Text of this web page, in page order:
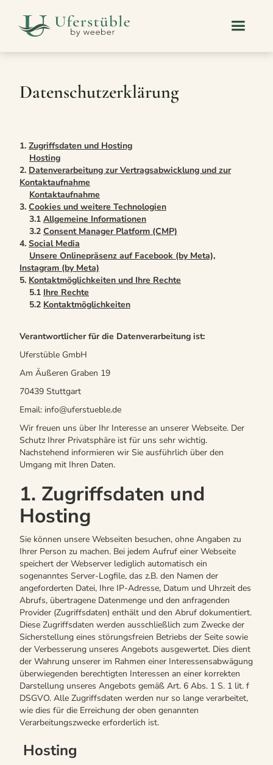
Datenschutzerklärung
1. Zugriffsdaten und Hosting
Hosting
2. Datenverarbeitung zur Vertragsabwicklung und zur
Kontaktaufnahme
Kontaktaufnahme
3. Cookies und weitere Technologien
3.1 Allgemeine Informationen
3.2 Consent Manager Platform (CMP)
4. Social Media
Unsere Onlinepräsenz auf Facebook (by Meta),
Instagram (by Meta)
5. Kontaktmöglichkeiten und Ihre Rechte
5.1 Ihre Rechte
5.2 Kontaktmöglichkeiten
Verantwortlicher für die Datenverarbeitung ist:
Uferstüble GmbH
Am Äußeren Graben 19
70439 Stuttgart
Email: info@uferstueble.de
Wir freuen uns über Ihr Interesse an unserer Webseite. Der
Schutz Ihrer Privatsphäre ist für uns sehr wichtig.
Nachstehend informieren wir Sie ausführlich über den
Umgang mit Ihren Daten.
1. Zugriffsdaten und
Hosting
Sie können unsere Webseiten besuchen, ohne Angaben zu
Ihrer Person zu machen. Bei jedem Aufruf einer Webseite
speichert der Webserver lediglich automatisch ein
sogenanntes Server-Logfile, das z.B. den Namen der
angeforderten Datei, Ihre IP-Adresse, Datum und Uhrzeit des
Abrufs, übertragene Datenmenge und den anfragenden
Provider (Zugriffsdaten) enthält und den Abruf dokumentiert.
Diese Zugriffsdaten werden ausschließlich zum Zwecke der
Sicherstellung eines störungsfreien Betriebs der Seite sowie
der Verbesserung unseres Angebots ausgewertet. Dies dient
der Wahrung unserer im Rahmen einer Interessensabwägung
überwiegenden berechtigten Interessen an einer korrekten
Darstellung unseres Angebots gemäß Art. 6 Abs. 1 S. 1 lit. f
DSGVO. Alle Zugriffsdaten werden nur so lange verarbeitet,
wie dies für die Erreichung der oben genannten
Verarbeitungszwecke erforderlich ist.
Hosting